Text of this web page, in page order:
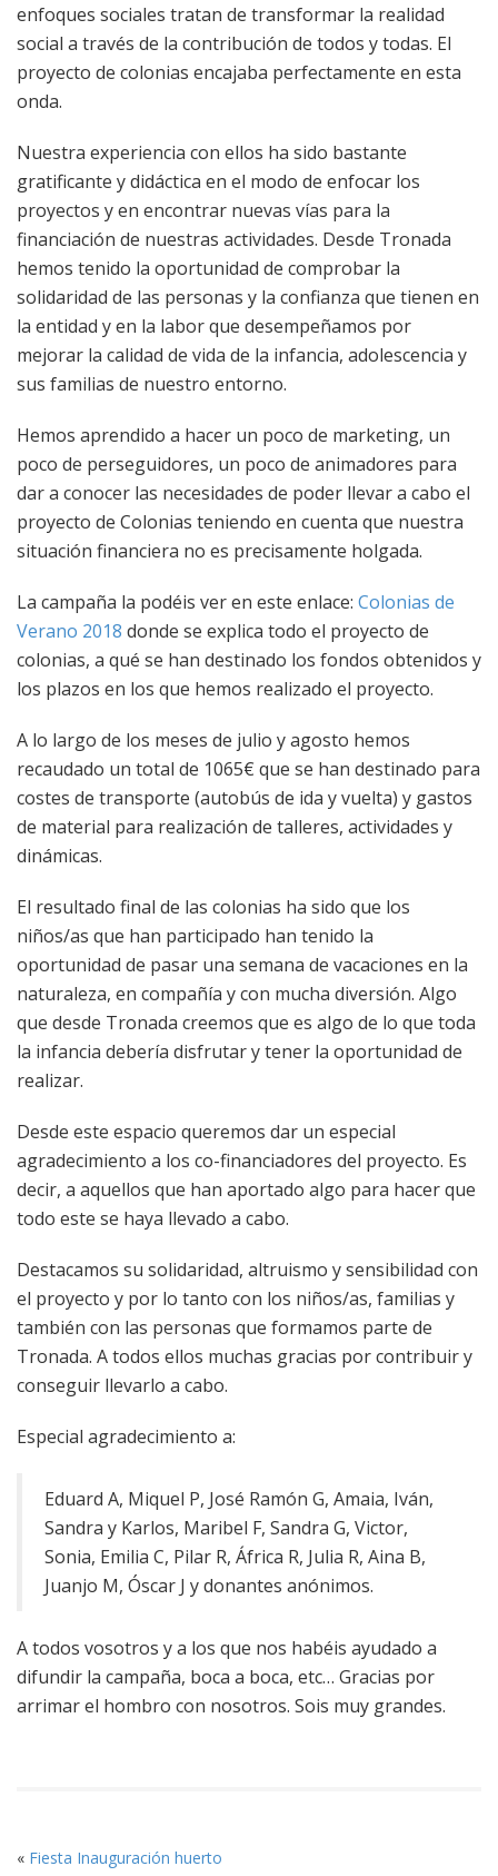
enfoques sociales tratan de transformar la realidad
social a través de la contribución de todos y todas. El
proyecto de colonias encajaba perfectamente en esta
onda.
Nuestra experiencia con ellos ha sido bastante
gratificante y didáctica en el modo de enfocar los
proyectos y en encontrar nuevas vías para la
financiación de nuestras actividades. Desde Tronada
hemos tenido la oportunidad de comprobar la
solidaridad de las personas y la confianza que tienen en
la entidad y en la labor que desempeñamos por
mejorar la calidad de vida de la infancia, adolescencia y
sus familias de nuestro entorno.
Hemos aprendido a hacer un poco de marketing, un
poco de perseguidores, un poco de animadores para
dar a conocer las necesidades de poder llevar a cabo el
proyecto de Colonias teniendo en cuenta que nuestra
situación financiera no es precisamente holgada.
La campaña la podéis ver en este enlace: Colonias de
Verano 2018 donde se explica todo el proyecto de
colonias, a qué se han destinado los fondos obtenidos y
los plazos en los que hemos realizado el proyecto.
A lo largo de los meses de julio y agosto hemos
recaudado un total de 1065€ que se han destinado para
costes de transporte (autobús de ida y vuelta) y gastos
de material para realización de talleres, actividades y
dinámicas.
El resultado final de las colonias ha sido que los
niños/as que han participado han tenido la
oportunidad de pasar una semana de vacaciones en la
naturaleza, en compañía y con mucha diversión. Algo
que desde Tronada creemos que es algo de lo que toda
la infancia debería disfrutar y tener la oportunidad de
realizar.
Desde este espacio queremos dar un especial
agradecimiento a los co-financiadores del proyecto. Es
decir, a aquellos que han aportado algo para hacer que
todo este se haya llevado a cabo.
Destacamos su solidaridad, altruismo y sensibilidad con
el proyecto y por lo tanto con los niños/as, familias y
también con las personas que formamos parte de
Tronada. A todos ellos muchas gracias por contribuir y
conseguir llevarlo a cabo.
Especial agradecimiento a:
Eduard A, Miquel P, José Ramón G, Amaia, Iván,
Sandra y Karlos, Maribel F, Sandra G, Victor,
Sonia, Emilia C, Pilar R, África R, Julia R, Aina B,
Juanjo M, Óscar J y donantes anónimos.
A todos vosotros y a los que nos habéis ayudado a
difundir la campaña, boca a boca, etc… Gracias por
arrimar el hombro con nosotros. Sois muy grandes.
« Fiesta Inauguración huerto